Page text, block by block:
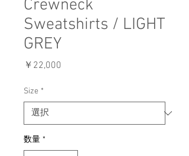
Crewneck
Sweatshirts / LIGHT
GREY
￥22,000
Size *
数量 *